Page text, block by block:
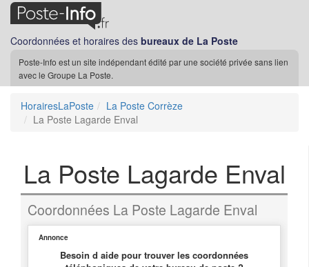
Coordonnées et horaires des bureaux de La Poste
Poste-Info est un site indépendant édité par une société privée sans lien
avec le Groupe La Poste.
HorairesLaPoste
La Poste Corrèze
La Poste Lagarde Enval
La Poste Lagarde Enval
Coordonnées La Poste Lagarde Enval
Annonce
Besoin d aide pour trouver les coordonnées